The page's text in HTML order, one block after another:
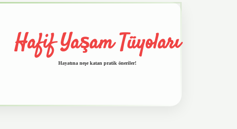
Hafif Yaşam Tüyoları
Hayatına neşe katan pratik öneriler!